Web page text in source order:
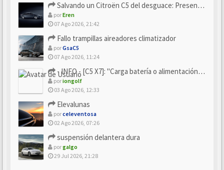
Salvando un Citroën C5 del desguace: Presentación y seguimiento
porEren
07 Ago 2026, 21:42
Fallo trampillas aireadores climatizador
porGsaC5
07 Ago 2026, 11:24
- INFO - [C5 X7]: "Carga batería o alimentación eléctri...
poriongolf
03 Ago 2026, 12:33
Elevalunas
porceleventosa
02 Ago 2026, 07:26
suspensión delantera dura
porgalgo
29 Jul 2026, 21:28